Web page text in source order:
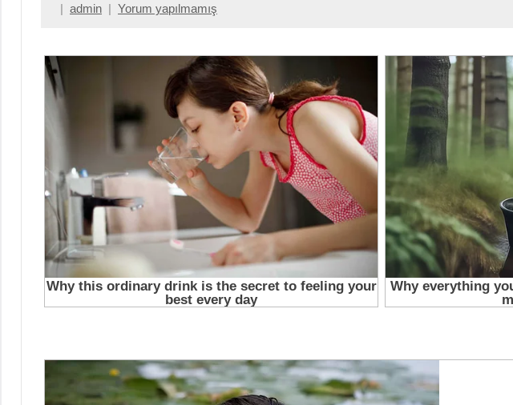
admin Yorum yapılmamış